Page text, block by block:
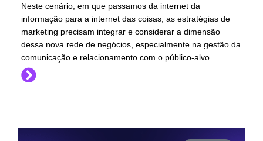
Neste cenário, em que passamos da internet da
informação para a internet das coisas, as estratégias de
marketing precisam integrar e considerar a dimensão
dessa nova rede de negócios, especialmente na gestão da
comunicação e relacionamento com o público-alvo.